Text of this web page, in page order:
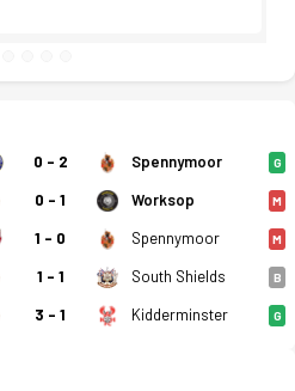
0 - 2 Spennymoor G
0 - 1 Worksop M
1 - 0 Spennymoor M
1 - 1 South Shields B
3 - 1 Kidderminster G